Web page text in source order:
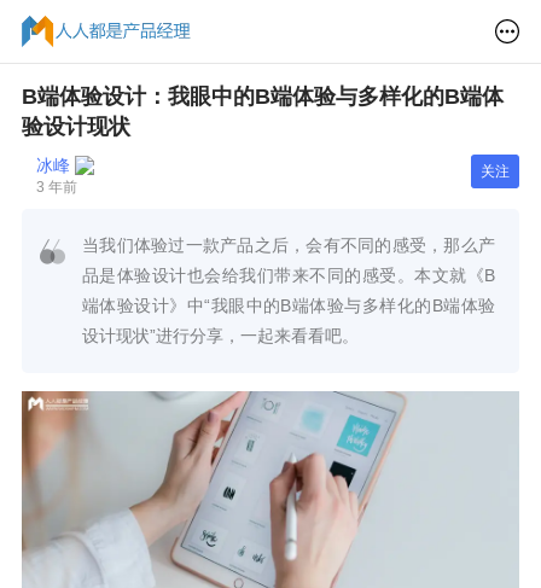
B端体验设计：我眼中的B端体验与多样化的B端体
验设计现状
冰峰
3 年前
关注
当我们体验过一款产品之后，会有不同的感受，那么产
品是体验设计也会给我们带来不同的感受。本文就《B
端体验设计》中“我眼中的B端体验与多样化的B端体验
设计现状”进行分享，一起来看看吧。